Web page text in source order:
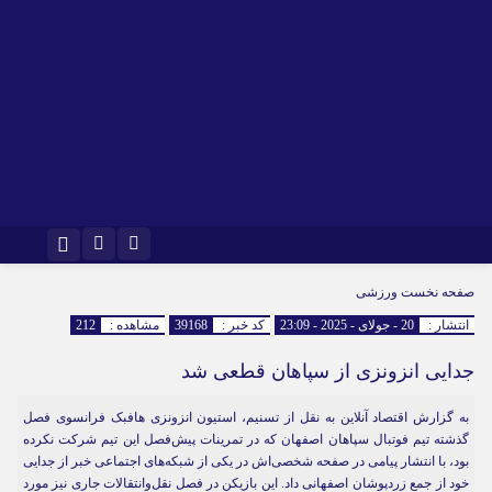
اینستاگرامصفحه نخست ورزشی
انتشار : 20 - جولای - 2025 - 23:09 کد خبر : 39168 مشاهده : 212
جدایی انزونزی از سپاهان قطعی شد
به گزارش اقتصاد آنلاین به نقل از تسنیم، استیون انزونزی هافبک فرانسوی فصل
گذشته تیم فوتبال سپاهان اصفهان که در تمرینات پیش‌فصل این تیم شرکت نکرده
بود، با انتشار پیامی در صفحه شخصی‌اش در یکی از شبکه‌های اجتماعی خبر از جدایی
خود از جمع زردپوشان اصفهانی داد. این بازیکن در فصل نقل‌وانتقالات جاری نیز مورد